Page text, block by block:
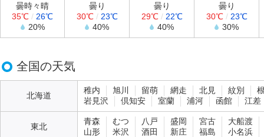
曇時々晴
35℃ / 26℃
20%
曇り
30℃/ 23℃
40%
曇り
29℃/ 22℃
40%
曇り
30℃/ 23℃
30%
全国の天気
北海道
稚内 旭川 留萌 網走 北見 紋別
岩見沢
倶知安 室蘭 浦河 函館 江差
東北
青森 むつ 八戸 盛岡 宮古
大船渡
山形
米沢 酒田 新庄 福島 小名浜